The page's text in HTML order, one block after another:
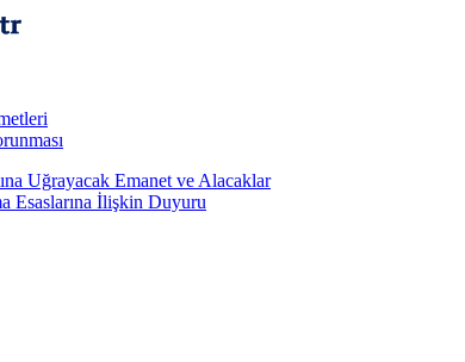
Uğrayacak Emanet ve Alacaklar
Esaslarına İlişkin Duyuru